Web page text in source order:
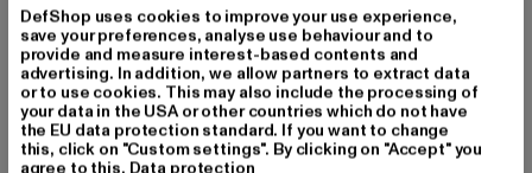
Halsringning: Rund halsringning
typ av hylsa: Lång ärm
Detaljer: Ribbade muddar i ärmslut, Bröstficka
Skär: Normal
Varumärke: Brandit
Kategori: Sweaters
DefShop uses cookies to improve your use experience,
save your preferences, analyse use behaviour and to
provide and measure interest-based contents and
advertising. In addition, we allow partners to extract data
or to use cookies. This may also include the processing of
your data in the USA or other countries which do not have
the EU data protection standard. If you want to change
this, click on "Custom settings". By clicking on "Accept" you
agree to this. Data protection